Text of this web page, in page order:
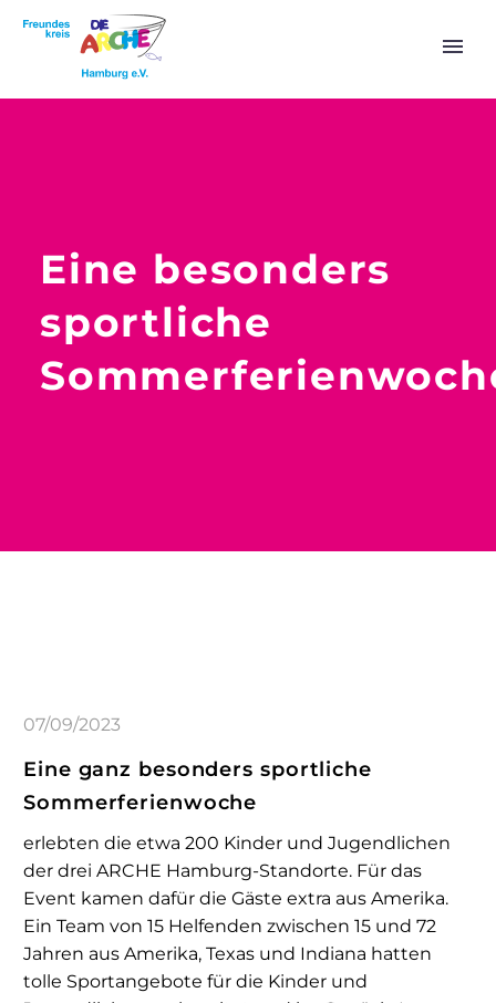
Eine besonders
sportliche
07/09/2023
Eine ganz besonders sportliche
Sommerferienwoche
erlebten die etwa 200 Kinder und Jugendlichen
der drei ARCHE Hamburg-Standorte. Für das
Event kamen dafür die Gäste extra aus Amerika.
Ein Team von 15 Helfenden zwischen 15 und 72
Jahren aus Amerika, Texas und Indiana hatten
tolle Sportangebote für die Kinder und